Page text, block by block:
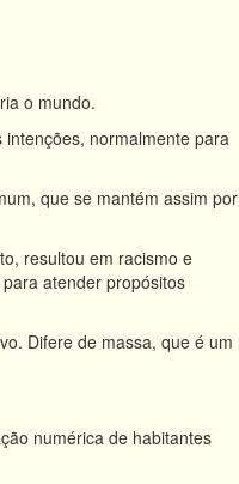
o mundo.
normalmente para
que se mantém assim por
resultou em racismo e
atender propósitos
Difere de massa, que é um
numérica de habitantes